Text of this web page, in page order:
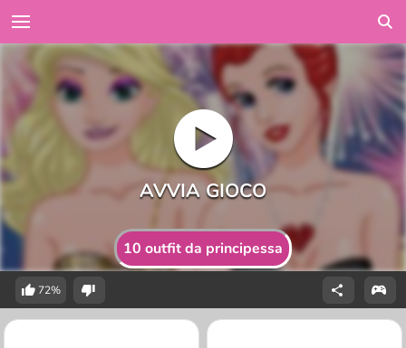
10 outfit da principessa
72%